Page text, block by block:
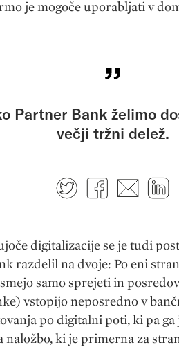
je mogoče uporabljati v
Partner Bank želimo
večji tržni delež.
TwitterFacebook
E-mail
digitalizacije se je tudi
razdelil na dvoje: Po eni
samo sprejeti in
vstopijo neposredno v
po digitalni poti, ki pa
naložbo, ki je primerna za